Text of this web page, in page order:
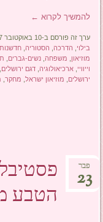
להמשיך לקרוא ←
ערך זה פורסם ב-10 באוקטובר 2017, ב-
בילוי
הדרכה הסטוריה ,חדשנות
מוזיאון
משפחה ,נשים-גברים
וייוויי ,ארכיאולוגיה ,דגם ירושלים
ירושלים
מוזיאון ישראל מחקר
הטבע
פבר
23